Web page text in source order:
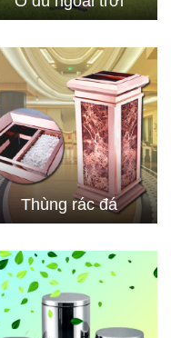
Thùng rác đá